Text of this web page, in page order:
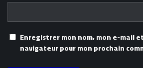
Enregistrer mon nom, mon e-mail
navigateur pour mon prochain